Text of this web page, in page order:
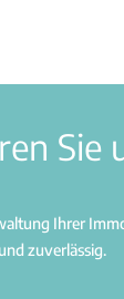
Sie
Ihrer
zuverlässig.